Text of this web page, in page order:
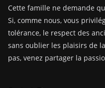
Cette famille ne demande
Si, comme nous, vous
tolérance, le respect des
sans oublier les plaisirs de
pas, venez partager la